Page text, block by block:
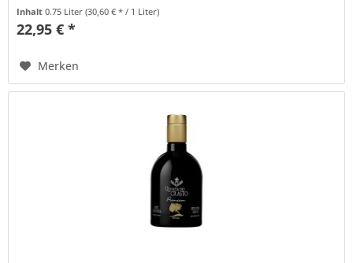
Inhalt0.75 Liter(30,60 € * / 1 Liter)
22,95 € *
Merken